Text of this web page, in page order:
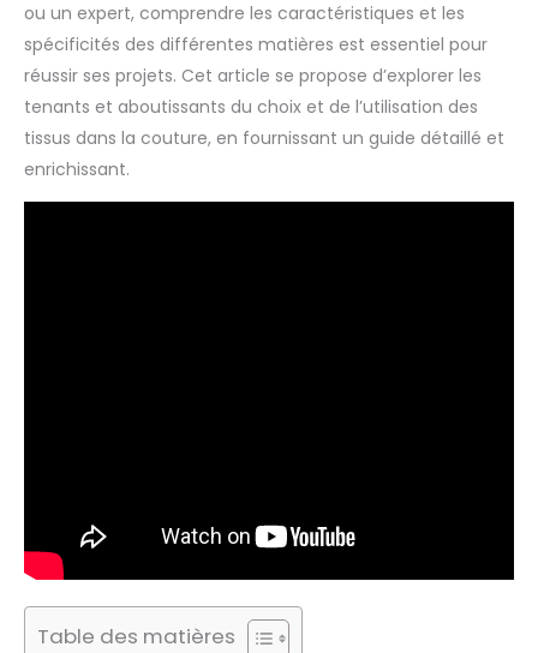
ou un expert, comprendre les caractéristiques et les
spécificités des différentes matières est essentiel pour
réussir ses projets. Cet article se propose d’explorer les
tenants et aboutissants du choix et de l’utilisation des
tissus dans la couture, en fournissant un guide détaillé et
enrichissant.
Table des matières